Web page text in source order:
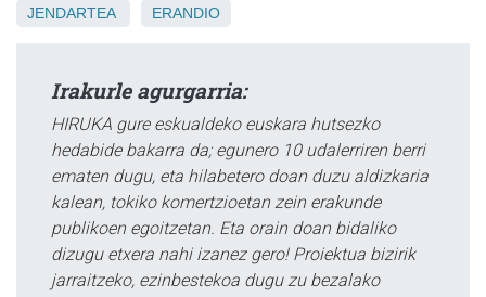
JENDARTEA ERANDIO
Irakurle agurgarria:
HIRUKA gure eskualdeko euskara hutsezko
hedabide bakarra da; egunero 10 udalerriren berri
ematen dugu, eta hilabetero doan duzu aldizkaria
kalean, tokiko komertzioetan zein erakunde
publikoen egoitzetan. Eta orain doan bidaliko
dizugu etxera nahi izanez gero! Proiektua bizirik
jarraitzeko, ezinbestekoa dugu zu bezalako